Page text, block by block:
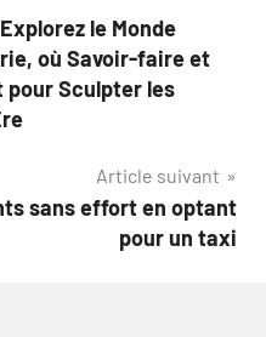
le Monde
où Savoir-faire et
Sculpter les
Article suivant
sans effort en optant
pour un taxi